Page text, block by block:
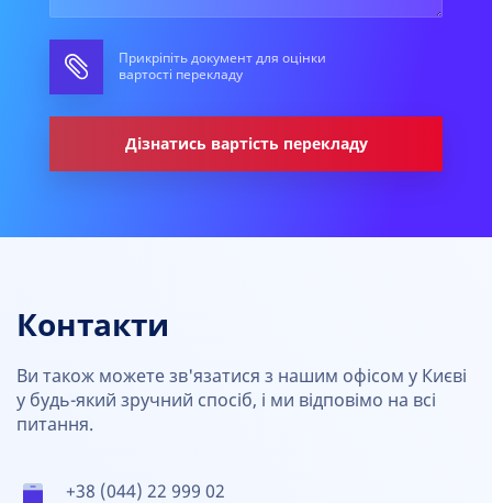
Прикріпіть документ для оцінки
вартості перекладу
Дізнатись вартість перекладу
Контакти
Ви також можете зв'язатися з нашим офісом у Києві
у будь-який зручний спосіб, і ми відповімо на всі
питання.
+38 (044) 22 999 02